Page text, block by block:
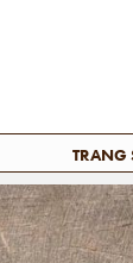
TRANG